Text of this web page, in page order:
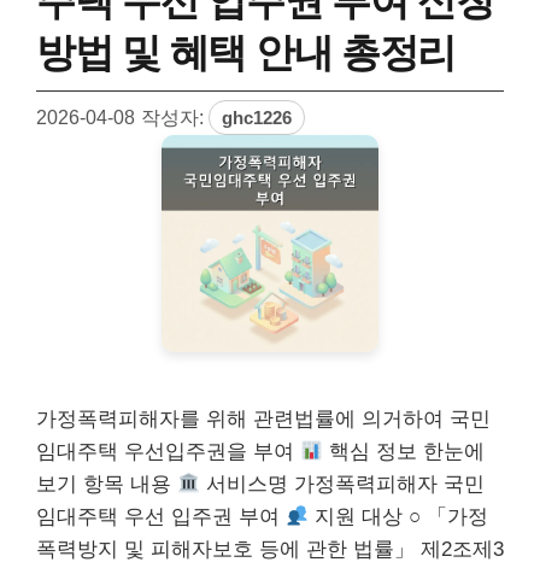
방법 및 혜택 안내 총정리
2026-04-08 작성자: ghc1226
가정폭력피해자를 위해 관련법률에 의거하여 국민
임대주택 우선입주권을 부여
핵심 정보 한눈에
보기 항목 내용
서비스명 가정폭력피해자 국민
임대주택 우선 입주권 부여
지원 대상 ○ 「가정
폭력방지 및 피해자보호 등에 관한 법률」 제2조제3